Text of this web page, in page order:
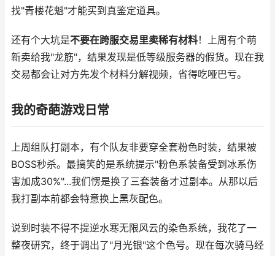
找"青楼花魁"才能买到真鉴定道具。
还有个大坑是不要在跨服交易里卖稀有材料！上周有个萌
新卖给我"龙筋"，结果发现是低等级服务器的假货。现在我
交易都会让对方先发个材料分解视频，省得吃哑巴亏。
我的奇葩游戏日常
上周组队打副本，有个队友非要穿全套粉色时装，结果被
BOSS秒杀。最搞笑的是系统提示"粉色系装备受到冰系伤
害加成30%"...我们愣是换了三套装备才过副本。从那以后
我打副本前都会特意换上黑灰配色。
说到时装不得不提逆水寒无限风云的染色系统，我花了一
整夜研究，终于调出了"月光银"这个色号。现在每次骑马经